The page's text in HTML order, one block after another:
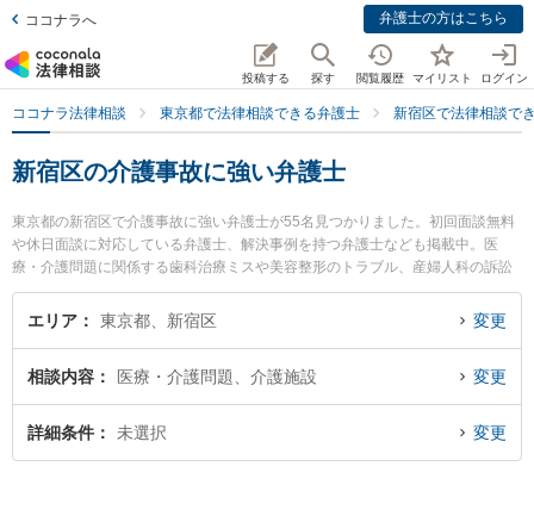
ココナラへ 弁護士の方はこちら
投稿する 探す 閲覧履歴 マイリスト ログイン
ココナラ法律相談 東京都で法律相談できる弁護士 新宿区で法律相談で
新宿区の介護事故に強い弁護士
東京都の新宿区で介護事故に強い弁護士が55名見つかりました。初回面談無料
や休日面談に対応している弁護士、解決事例を持つ弁護士なども掲載中。医
療・介護問題に関係する歯科治療ミスや美容整形のトラブル、産婦人科の訴訟
等の細かな分野での絞り込み検索もでき便利です。特にホクレア法律事務所の
船江 莉佳弁護士やオアシス法律事務所の中川 素充弁護士、永岡法律事務所の江
相談したい』『介護事故のトラブル解決の実績豊富な近くの弁護士を検索した
い』『初回相談無料で介護事故を法律相談できる新宿区内の弁護士に相談予約
したい』などでお困りの相談者さんにおすすめです。
エリア 東京都、新宿区 変更
相談内容 医療・介護問題、介護施設 変更
詳細条件 未選択 変更